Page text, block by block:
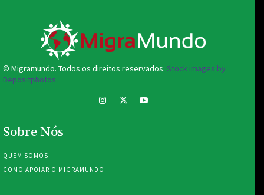
© Migramundo. Todos os direitos reservados. Stock images by
Depositphotos.
Sobre Nós
QUEM SOMOS
COMO APOIAR O MIGRAMUNDO